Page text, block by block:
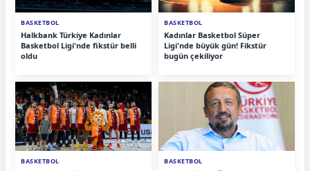
BASKETBOL
Halkbank Türkiye Kadınlar
Basketbol Ligi'nde fikstür belli
oldu
BASKETBOL
Kadınlar Basketbol Süper
Ligi'nde büyük gün! Fikstür
bugün çekiliyor
BASKETBOL BASKETBOL